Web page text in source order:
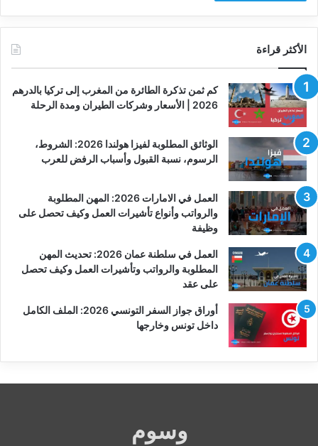
الأكثر قراءة
كم ثمن تذكرة الطائرة من المغرب إلى تركيا بالدرهم
2026 | الأسعار وشركات الطيران ومدة الرحلة
الوثائق المطلوبة لفيزا هولندا 2026: الشروط،
الرسوم، نسبة القبول وأسباب الرفض للعرب
العمل في الامارات 2026: المهن المطلوبة
والرواتب وأنواع تأشيرات العمل وكيف تحصل على
وظيفة
العمل في سلطنة عمان 2026: تحديث المهن
المطلوبة والرواتب وتأشيرات العمل وكيف تحصل
على عقد
أوراق جواز السفر التونسي 2026: الملف الكامل
داخل تونس وخارجها
وسوم